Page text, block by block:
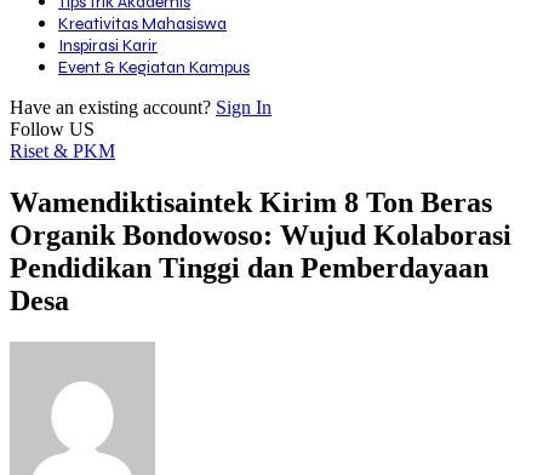
Kreativitas Mahasiswa
Inspirasi Karir
Event & Kegiatan Kampus
Have an existing account? Sign In
Follow US
Riset & PKM
Wamendiktisaintek Kirim 8 Ton Beras
Organik Bondowoso: Wujud Kolaborasi
Pendidikan Tinggi dan Pemberdayaan
Desa